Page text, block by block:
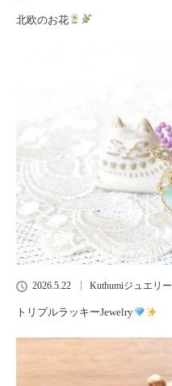
北欧のお花
2026.5.22 Kuthumiジュエリー
トリプルラッキーJewelry